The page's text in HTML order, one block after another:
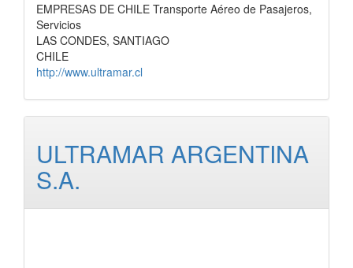
EMPRESAS DE CHILE Transporte Aéreo de Pasajeros,
Servicios
LAS CONDES, SANTIAGO
CHILE
http://www.ultramar.cl
ULTRAMAR ARGENTINA
S.A.